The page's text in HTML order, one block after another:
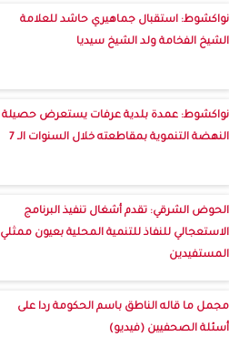
نواكشوط: استقبال جماهيري حاشد للعلامة
الشيخ الفخامة ولد الشيخ سيديا
نواكشوط: عمدة بلدية عرفات يستعرض حصيلة
النهضة التنموية بمقاطعته خلال السنوات الـ 7
الحوض الشرقي: تقدم أشغال تنفيذ البرنامج
الاستعجالي للنفاذ للتنمية المحلية بعيون ممثلي
المستفيدين
مجمل ما قاله الناطق باسم الحكومة ردا على
أسئلة الصحفيين (فيديو)